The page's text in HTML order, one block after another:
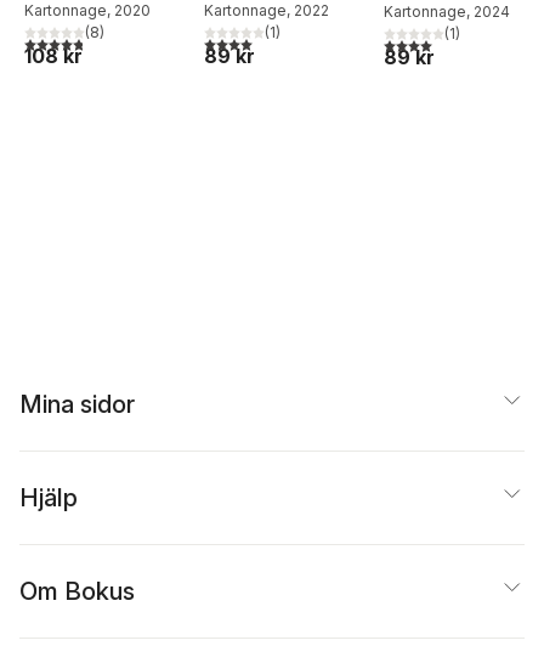
Kartonnage, 2020
4,8utav 5 stjärnor. Totalt antal röster:
(8)
108 kr
Kartonnage, 2022
4,0utav 5 stjärnor. Totalt antal röster:
(1)
89 kr
Kartonnage, 2024
4,0utav 5 stjärnor.
(1)
89 kr
Mina sidor
Hjälp
Om Bokus